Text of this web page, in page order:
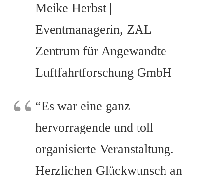
Meike Herbst |
Eventmanagerin, ZAL
Zentrum für Angewandte
Luftfahrtforschung GmbH
“Es war eine ganz
hervorragende und toll
organisierte Veranstaltung.
Herzlichen Glückwunsch an